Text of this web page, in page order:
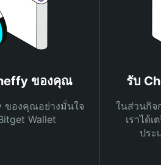
ของคุณ
ของคุณอย่างมั่นใจ
Wallet
รับ
ในส่วนกิจ
เราได้
ประ